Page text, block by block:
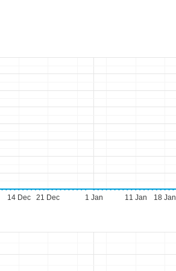
1 Jan
14 Dec 21 Dec 11 Jan 18 Jan